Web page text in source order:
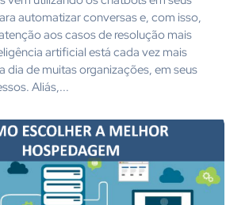
automatizar conversas e, com isso,
aos casos de resolução mais
artificial está cada vez mais
dia de muitas organizações, em seus
Aliás,...